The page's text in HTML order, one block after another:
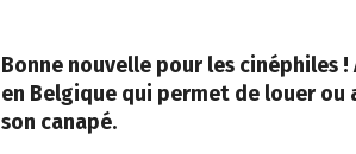
Bonne nouvelle pour les cinéphiles
en Belgique qui permet de louer ou
son canapé.